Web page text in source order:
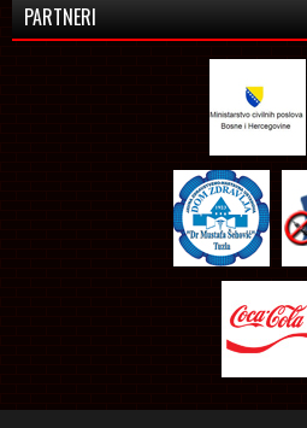
PARTNERI